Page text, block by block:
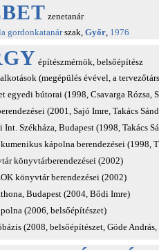
zenetanár
gordonkatanárszak, Győr, 1976
építészmérnök, belsőépítész
(megépülés évével, a
egyedi bútorai (1998, Csavarga Rózsa,
(2001, Sajó Imre, Takács
Székháza, Budapest (1998, Takács
kápolna berendezései (1998,
könyvtárberendezései (2002)
könyvtár berendezései (2002)
Budapest (2004, Bődi Imre)
(2006, belsőépítészet)
(2008, belsőépítészet, Göde